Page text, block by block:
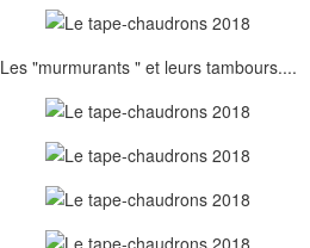
Les "murmurants " et leurs tambours....